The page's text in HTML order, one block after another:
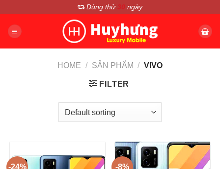
nội
Dùng thử 30 ngày
HOME / SẢN PHẨM / VIVO
FILTER
-24% -8%